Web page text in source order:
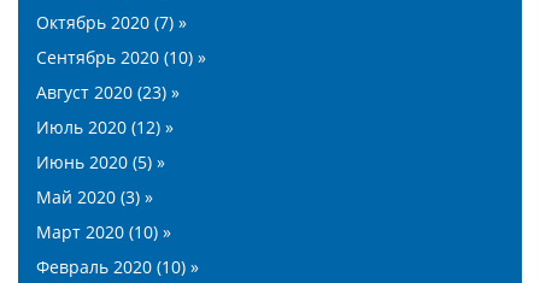
Октябрь 2020 (7) »
Сентябрь 2020 (10) »
Август 2020 (23) »
Июль 2020 (12) »
Июнь 2020 (5) »
Май 2020 (3) »
Март 2020 (10) »
Февраль 2020 (10) »